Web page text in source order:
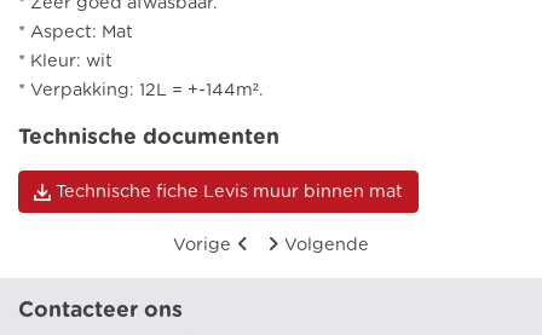
* Aspect: Mat
* Kleur: wit
* Verpakking: 12L = +-144m².
Technische documenten
Technische fiche Levis muur binnen mat
Vorige Volgende
Contacteer ons